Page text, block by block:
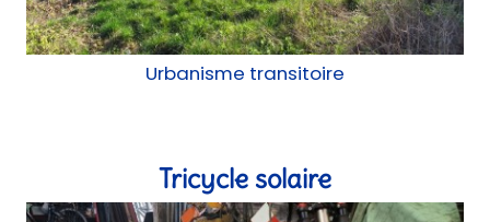
Urbanisme transitoire
Tricycle solaire